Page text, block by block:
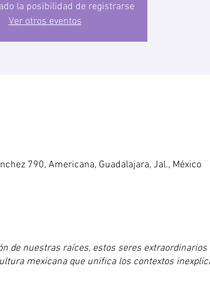
la posibilidad de registrarse
Ver otros eventos
790, Americana, Guadalajara, Jal., México
de nuestras raíces, estos seres
mexicana que unifica los contextos